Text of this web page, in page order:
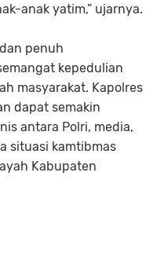
anak yatim,” ujarnya.
penuh
kepedulian
masyarakat. Kapolres
dapat semakin
antara Polri, media,
situasi kamtibmas
Kabupaten